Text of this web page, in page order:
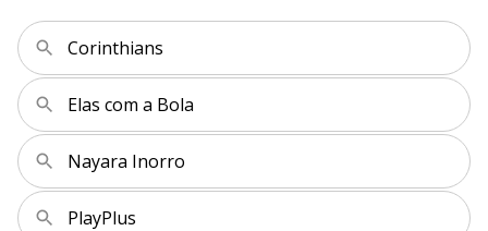
Corinthians
Elas com a Bola
Nayara Inorro
PlayPlus